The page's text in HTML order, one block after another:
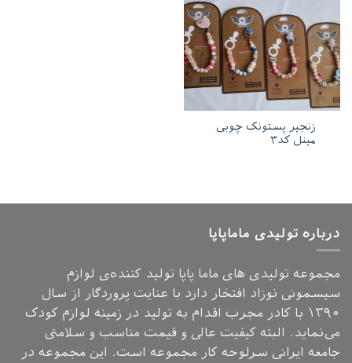
زنجیر پستونک چوبی
مینل کد۳
درباره تولیدی ماماپاپا
مجموعه تولیدی های ماما پاپا تولید کننده‌ی لوازم
سیسمونی نوزاد افتخار دارد با عنایت پروردگار از سال
۱۳۹۰ با کادر مجرب اقدام به تولید در زمینه لوازم کودک
می‌نماید. البته کیفیت عالی و قیمت مناسب و سلامتی
جامعه ایرانی سرلوحه کار مجموعه است. این مجموعه در